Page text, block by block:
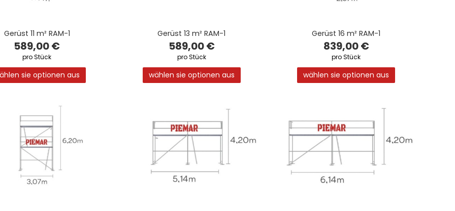
Gerüst 11 m² RAM-1
589,00 €
pro Stück
sie optionen aus
Gerüst 13 m² RAM-1
589,00 €
pro Stück
wählen sie optionen aus
Gerüst 16 m² RAM-1
839,00 €
pro Stück
wählen sie optionen aus